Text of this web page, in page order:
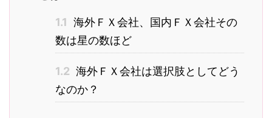
1.1 海外ＦＸ会社、国内ＦＸ会社その
数は星の数ほど
1.2 海外ＦＸ会社は選択肢としてどう
なのか？